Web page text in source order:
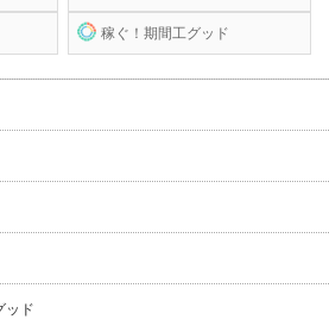
稼ぐ！期間工グッド
ッド